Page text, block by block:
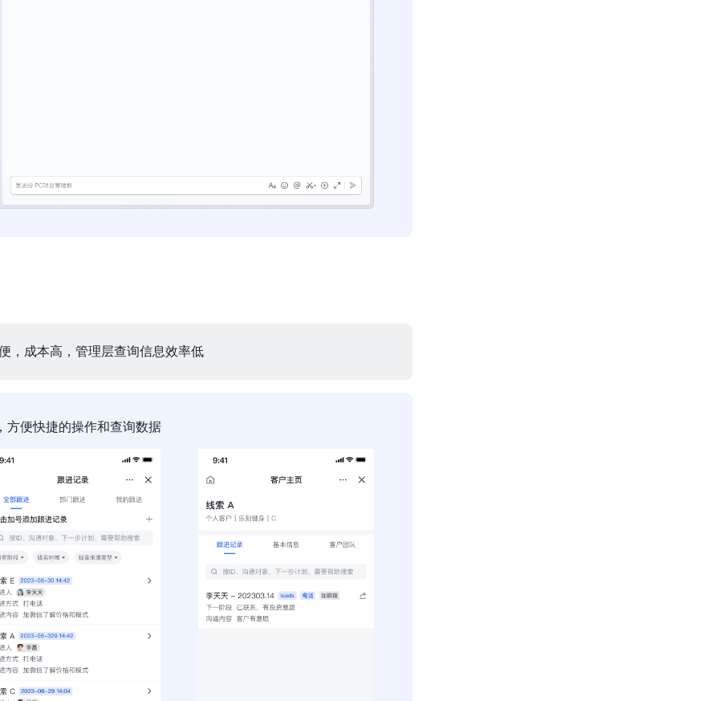
，成本高，管理层查询信息效率低
方便快捷的操作和查询数据